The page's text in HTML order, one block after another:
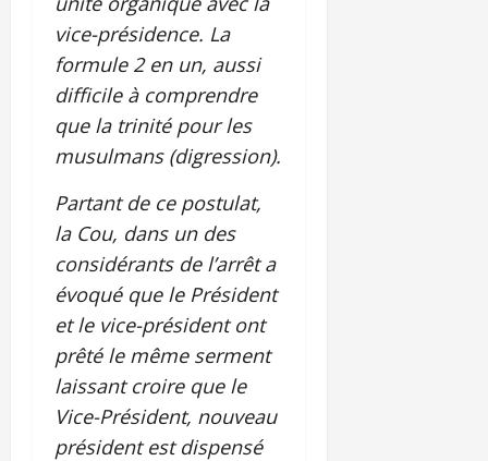
vice-présidence. La
formule 2 en un, aussi
difficile à comprendre
que la trinité pour les
musulmans (digression).
Partant de ce postulat,
la Cou, dans un des
considérants de l’arrêt a
évoqué que le Président
et le vice-président ont
prêté le même serment
laissant croire que le
Vice-Président, nouveau
président est dispensé